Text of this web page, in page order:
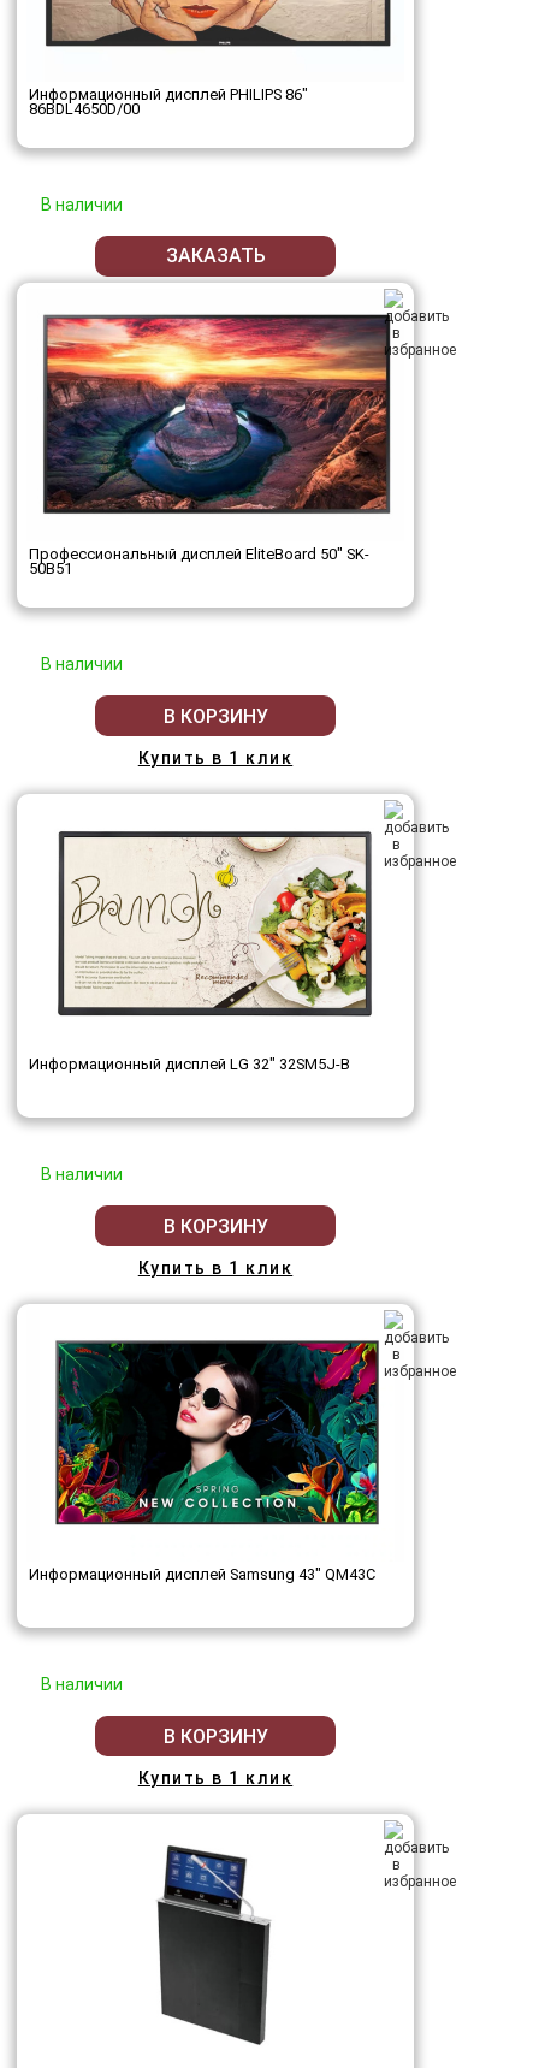
Информационный дисплей PHILIPS 86"
86BDL4650D/00
В наличии
ЗАКАЗАТЬ
Профессиональный дисплей EliteBoard 50" SK-
50B51
В наличии
В КОРЗИНУ
Купить в 1 клик
Информационный дисплей LG 32" 32SM5J-B
В наличии
В КОРЗИНУ
Купить в 1 клик
Информационный дисплей Samsung 43" QM43C
В наличии
В КОРЗИНУ
Купить в 1 клик